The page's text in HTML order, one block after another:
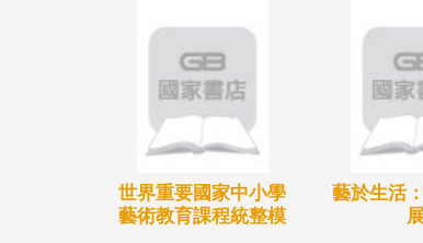
世界重要國家中小學
藝術教育課程統整模
藝於生活